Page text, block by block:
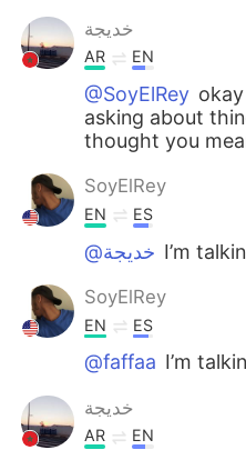
Русский
Indonesia
Türkçe
Português
خديجة
AR EN
@SoyElRey
asking about
thought you
SoyElRey
EN ES
@خديجة I’m
SoyElRey
EN ES
@faffaa I’m
خديجة
AR EN